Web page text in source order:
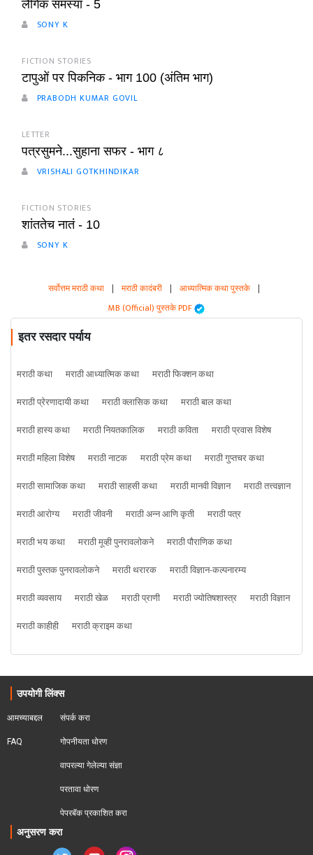
लैंगिक समस्या - 5
SONY K
FICTION STORIES
टापुओं पर पिकनिक - भाग 100 (अंतिम भाग)
PRABODH KUMAR GOVIL
LETTER
पत्रसुमने...सुहाना सफर - भाग ८
VRISHALI GOTKHINDIKAR
FICTION STORIES
शांततेच नातं - 10
SONY K
सर्वोत्तम मराठी कथा | मराठी कादंबरी | आध्यात्मिक कथा पुस्तके |
MB (Official) पुस्तके PDF
इतर रसदार पर्याय
मराठी कथा मराठी आध्यात्मिक कथा
मराठी फिक्शन कथा
मराठी प्रेरणादायी कथा
मराठी क्लासिक कथा
मराठी बाल कथा
मराठी हास्य कथा
मराठी नियतकालिक मराठी कविता
मराठी प्रवास विशेष
मराठी महिला विशेष
मराठी नाटक मराठी प्रेम कथा
मराठी गुप्तचर कथा
मराठी सामाजिक कथा
मराठी साहसी कथा मराठी मानवी विज्ञान
मराठी तत्त्वज्ञान
मराठी आरोग्य
मराठी जीवनी मराठी अन्न आणि कृती
मराठी पत्र
मराठी भय कथा
मराठी मूव्ही पुनरावलोकने
मराठी पौराणिक कथा
मराठी पुस्तक पुनरावलोकने
मराठी थरारक
मराठी विज्ञान-कल्पनारम्य
मराठी व्यवसाय
मराठी खेळ मराठी प्राणी मराठी ज्योतिषशास्त्र
मराठी विज्ञान
मराठी काहीही
मराठी क्राइम कथा
उपयोगी लिंक्स
आमच्याबद्दल
FAQ
संपर्क करा
गोपनीयता धोरण
वापरल्या गेलेल्या संज्ञा
परतावा धोरण
पेपरबॅक प्रकाशित करा
अनुसरण करा